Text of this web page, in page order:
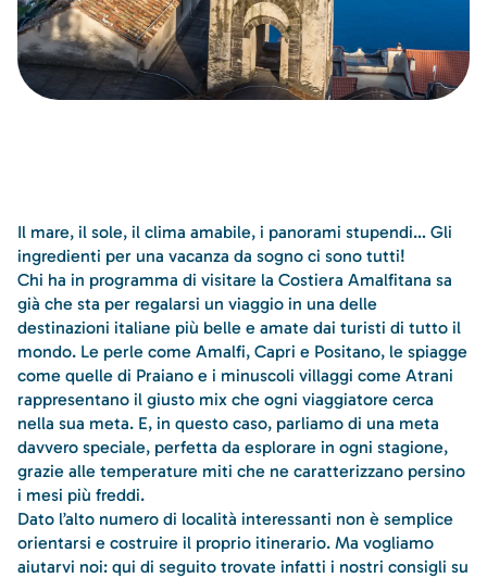
Il mare, il sole, il clima amabile, i panorami stupendi… Gli
ingredienti per una vacanza da sogno ci sono tutti!
Chi ha in programma di visitare la Costiera Amalfitana sa
già che sta per regalarsi un viaggio in una delle
destinazioni italiane più belle e amate dai turisti di tutto il
mondo. Le perle come Amalfi, Capri e Positano, le spiagge
come quelle di Praiano e i minuscoli villaggi come Atrani
rappresentano il giusto mix che ogni viaggiatore cerca
nella sua meta. E, in questo caso, parliamo di una meta
davvero speciale, perfetta da esplorare in ogni stagione,
grazie alle temperature miti che ne caratterizzano persino
i mesi più freddi.
Dato l’alto numero di località interessanti non è semplice
orientarsi e costruire il proprio itinerario. Ma vogliamo
aiutarvi noi: qui di seguito trovate infatti i nostri consigli su